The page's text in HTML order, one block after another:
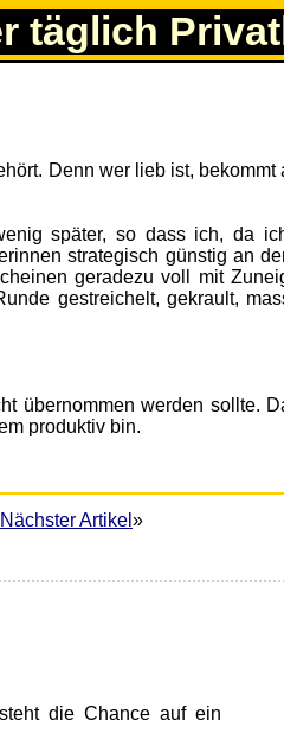
täglich
Denn wer lieb ist, bekommt
später, so dass ich, da
strategisch günstig an
geradezu voll mit
gestreichelt, gekrault,
übernommen werden sollte.
produktiv bin.
Nächster Artikel »
die Chance auf ein